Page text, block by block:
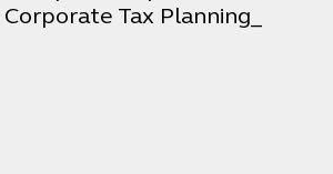
Tax Planning_